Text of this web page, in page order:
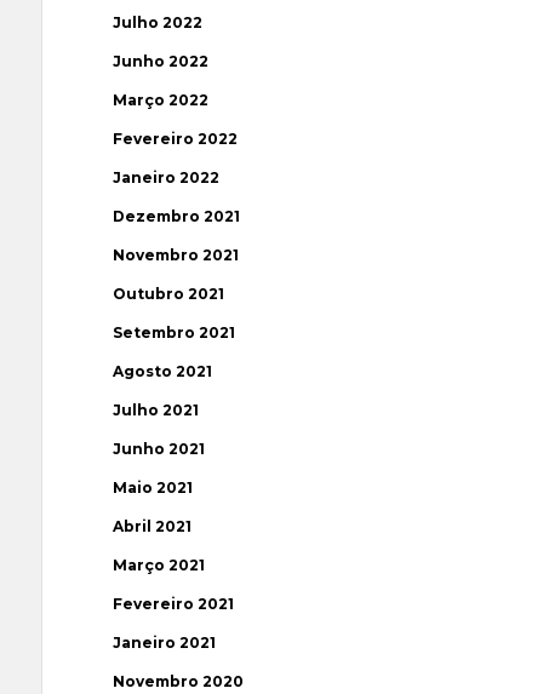
Julho 2022
Junho 2022
Março 2022
Fevereiro 2022
Janeiro 2022
Dezembro 2021
Novembro 2021
Outubro 2021
Setembro 2021
Agosto 2021
Julho 2021
Junho 2021
Maio 2021
Abril 2021
Março 2021
Fevereiro 2021
Janeiro 2021
Novembro 2020